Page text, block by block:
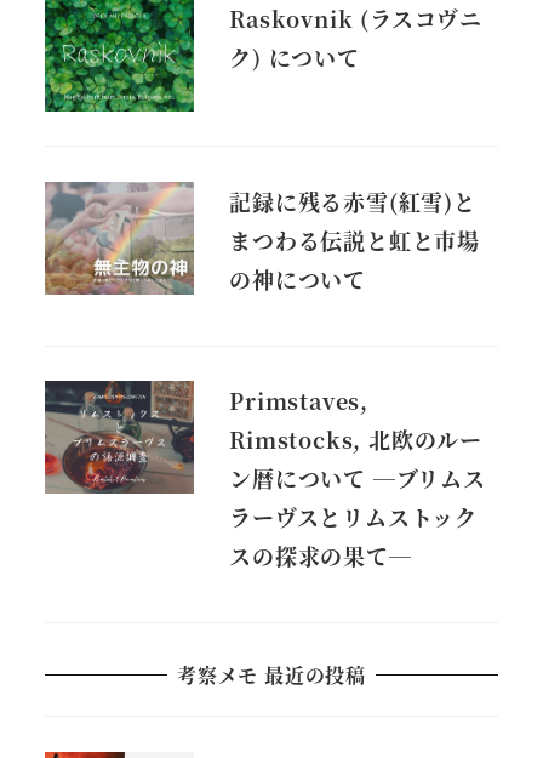
Raskovnik (ラスコヴニ
ク) について
記録に残る赤雪(紅雪)と
まつわる伝説と虹と市場
の神について
Primstaves,
Rimstocks, 北欧のルー
ン暦について ―ブリムス
ラーヴスとリムストック
スの探求の果て―
考察メモ 最近の投稿